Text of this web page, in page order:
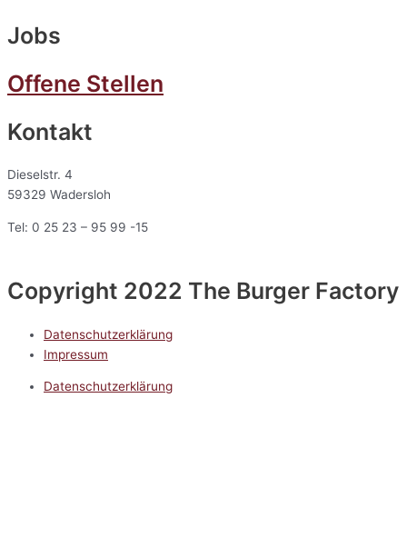
Jobs
Offene Stellen
Kontakt
Dieselstr. 4
59329 Wadersloh
Tel: 0 25 23 – 95 99 -15
Copyright 2022 The Burger Factory
Datenschutzerklärung
Impressum
Datenschutzerklärung